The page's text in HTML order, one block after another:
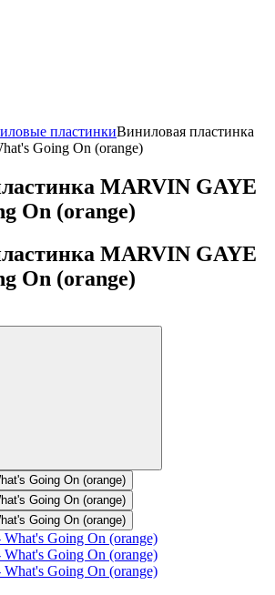
пластинкиВиниловая пластинка
Going On (orange)
MARVIN GAYE
On (orange)
MARVIN GAYE
On (orange)